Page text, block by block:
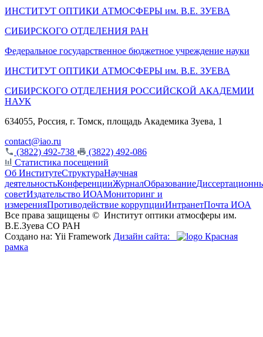
ИНСТИТУТ ОПТИКИ АТМОСФЕРЫ им. В.Е. ЗУЕВА
СИБИРСКОГО ОТДЕЛЕНИЯ РАН
Федеральное государственное бюджетное учреждение науки
ИНСТИТУТ ОПТИКИ АТМОСФЕРЫ им. В.Е. ЗУЕВА
СИБИРСКОГО ОТДЕЛЕНИЯ РОССИЙСКОЙ АКАДЕМИИ
НАУК
634055, Россия, г. Томск, площадь Академика Зуева, 1
contact@iao.ru
(3822) 492-738
(3822) 492-086
Статистика посещений
Об ИнститутеСтруктураНаучная
деятельностьКонференцииЖурналОбразование
советИздательство ИОАМониторинг и
измеренияПротиводействие коррупцииИнтранетПочта ИОА
Все права защищены © Институт оптики атмосферы им.
В.Е.Зуева СО РАН
Создано на: Yii Framework Дизайн сайта:
Красная
рамка